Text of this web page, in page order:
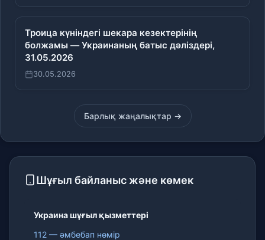
Троица күніндегі шекара кезектерінің
болжамы — Украинаның батыс дәліздері,
31.05.2026
30.05.2026
Барлық жаңалықтар →
Шұғыл байланыс және көмек
Украина шұғыл қызметтері
112 — әмбебап нөмір